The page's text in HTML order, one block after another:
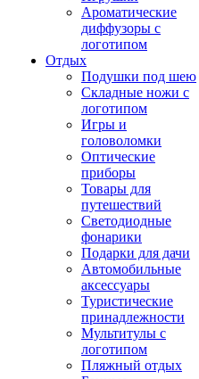
Ароматические
диффузоры с
логотипом
Отдых
Подушки под шею
Складные ножи с
логотипом
Игры и
головоломки
Оптические
приборы
Товары для
путешествий
Светодиодные
фонарики
Подарки для дачи
Автомобильные
аксессуары
Туристические
принадлежности
Мультитулы с
логотипом
Пляжный отдых